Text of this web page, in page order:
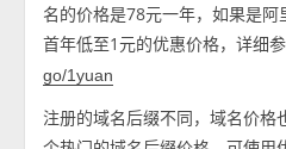
名的价格是78元一年，如果是
首年低至1元的优惠价格，详细
go/1yuan
注册的域名后缀不同，域名价格